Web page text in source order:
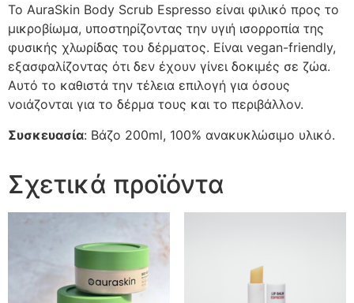
Το AuraSkin Body Scrub Espresso είναι φιλικό προς το
μικροβίωμα, υποστηρίζοντας την υγιή ισορροπία της
φυσικής χλωρίδας του δέρματος. Είναι vegan-friendly,
εξασφαλίζοντας ότι δεν έχουν γίνει δοκιμές σε ζώα.
Αυτό το καθιστά την τέλεια επιλογή για όσους
νοιάζονται για το δέρμα τους και το περιβάλλον.
Συσκευασία: Βάζο 200ml, 100% ανακυκλώσιμο υλικό.
Σχετικά προϊόντα